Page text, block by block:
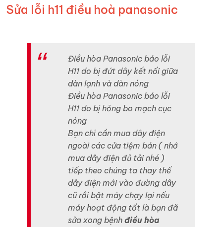
Sửa lỗi h11 điều hoà panasonic
Điều hòa Panasonic báo lỗi
H11 do bị đứt dây kết nối giữa
dàn lạnh và dàn nóng
Điều hòa Panasonic báo lỗi
H11 do bị hỏng bo mạch cục
nóng
Bạn chỉ cần mua dây điện
ngoài các cửa tiệm bán ( nhớ
mua dây điện đủ tải nhé )
tiếp theo chúng ta thay thế
dây điện mới vào đường dây
cũ rồi bật máy chạy lại nếu
máy hoạt động tốt là bạn đã
sửa xong bệnhđiều hòa